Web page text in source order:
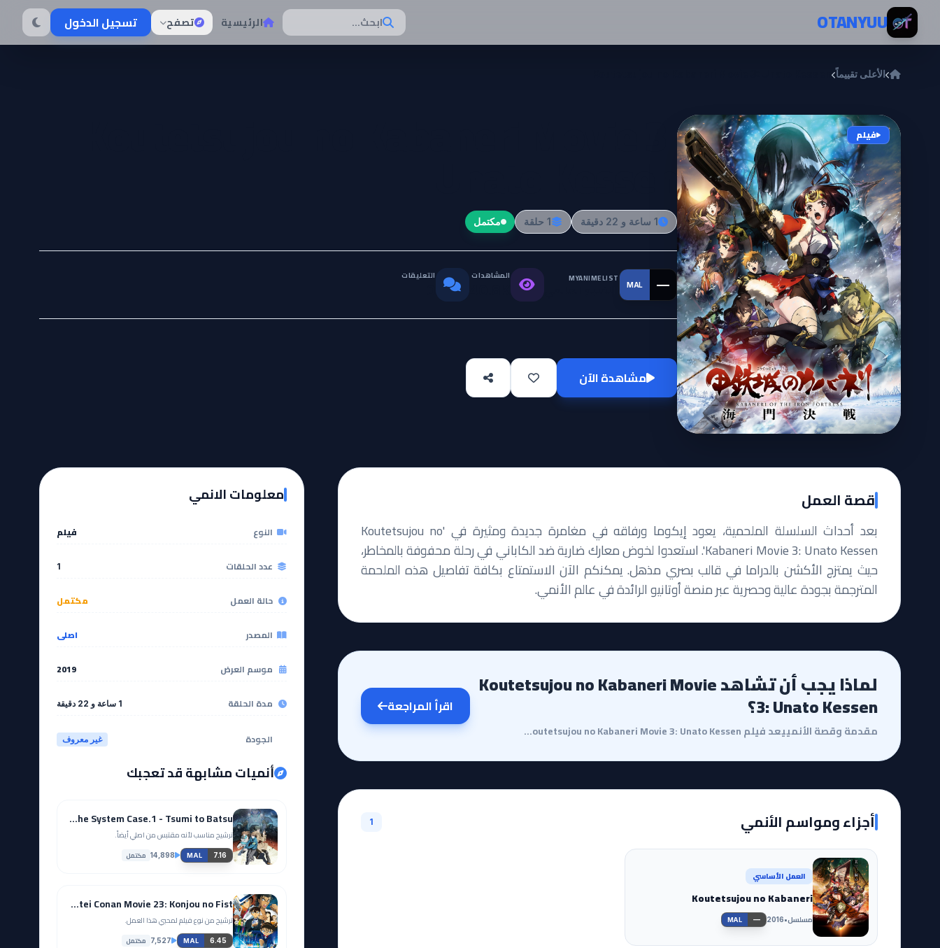
تخطي إلى المحتوىOTANYUU ابحث... الرئيسية تصفح تسجيل الدخول
الأعلى تقييماً
فيلم
1 ساعة و 22 دقيقة 1 حلقة مكتمل
MAL —
MYANIMELIST المشاهدات التعليقات
مشاهدة الآن
قصة العمل
بعد أحداث السلسلة الملحمية، يعود إيكوما ورفاقه في مغامرة جديدة ومثيرة في 'Koutetsujou no
Kabaneri Movie 3: Unato Kessen'. استعدوا لخوض معارك ضارية ضد الكاباني في رحلة محفوفة بالمخاطر،
حيث يمتزج الأكشن بالدراما في قالب بصري مذهل. يمكنكم الآن الاستمتاع بكافة تفاصيل هذه الملحمة
المترجمة بجودة عالية وحصرية عبر منصة أوتانيو الرائدة في عالم الأنمي.
لماذا يجب أن تشاهد Koutetsujou no Kabaneri Movie
3: Unato Kessen؟
مقدمة وقصة الأنمييعد فيلم Koutetsujou no Kabaneri Movie 3: Unato Kessen استكمالاً بصرياً وقتالياً لو...
اقرأ المراجعة
أجزاء ومواسم الأنمي 1
العمل الأساسي
Koutetsujou no Kabaneri
مسلسل•
2016
MAL —
معلومات الانمي
النوع فيلم
عدد الحلقات 1
حالة العمل مكتمل
المصدر اصلي
موسم العرض 2019
مدة الحلقة 1 ساعة و 22 دقيقة
الجودة غير معروف
أنميات مشابهة قد تعجبك
Psycho-Pass: Sinners of the System Case.1 - Tsumi to Batsu
ترشيح مناسب لأنه مقتبس من اصلي أيضاً.
MAL 7.16
14,898 مكتمل
Meitantei Conan Movie 23: Konjou no Fist
ترشيح من نوع فيلم لمحبي هذا العمل.
MAL 6.45
7,527 مكتمل